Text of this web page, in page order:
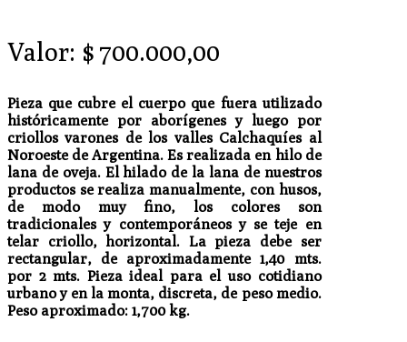
Valor: $ 700.000,00
Pieza que cubre el cuerpo que fuera utilizado
históricamente por aborígenes y luego por
criollos varones de los valles Calchaquíes al
Noroeste de Argentina. Es realizada en hilo de
lana de oveja. El hilado de la lana de nuestros
productos se realiza manualmente, con husos,
de modo muy fino, los colores son
tradicionales y contemporáneos y se teje en
telar criollo, horizontal. La pieza debe ser
rectangular, de aproximadamente 1,40 mts.
por 2 mts. Pieza ideal para el uso cotidiano
urbano y en la monta, discreta, de peso medio.
Peso aproximado: 1,700 kg.